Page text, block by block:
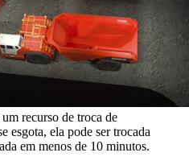
recurso de troca de
esgota, ela pode ser trocada
em menos de 10 minutos.